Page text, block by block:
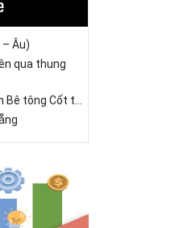
Âu)
qua thung
tông Cốt t...